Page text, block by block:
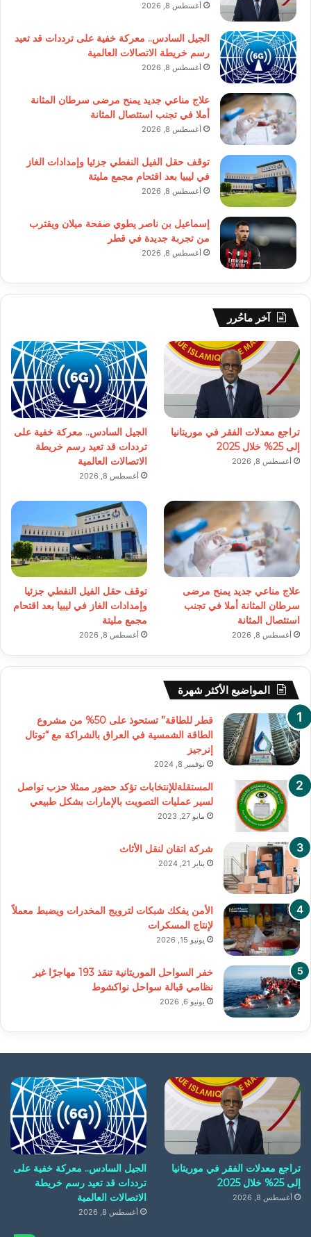
أغسطس 8, 2026
الجيل السادس.. معركة خفية على ترددات قد تعيد
رسم خريطة الاتصالات العالمية
أغسطس 8, 2026
علاج مناعي جديد يمنح مرضى سرطان المثانة
أملا في تجنب استئصال المثانة
أغسطس 8, 2026
توقف حقل الفيل النفطي جزئيا وإمدادات الغاز
في ليبيا بعد اقتحام مجمع مليتة
أغسطس 8, 2026
إسماعيل بن ناصر يطوي صفحة ميلان ويقترب
من تجربة جديدة في قطر
أغسطس 8, 2026
آخر ماحُرر
تراجع معدلات الفقر في موريتانيا
إلى 25% خلال 2025
أغسطس 8, 2026
الجيل السادس.. معركة خفية على
ترددات قد تعيد رسم خريطة
الاتصالات العالمية
أغسطس 8, 2026
علاج مناعي جديد يمنح مرضى
سرطان المثانة أملا في تجنب
استئصال المثانة
أغسطس 8, 2026
توقف حقل الفيل النفطي جزئيا
وإمدادات الغاز في ليبيا بعد اقتحام
مجمع مليتة
أغسطس 8, 2026
المواضيع الأكثر شهرة
قطر للطاقة” تستحوذ على 50% من مشروع
الطاقة الشمسية في العراق بالشراكة مع “توتال
إنرجيز
نوفمبر 8, 2024
المستقلةللإنتخابات تؤكد حضور ممثلا حزب تواصل
لسير عمليات التصويت بالإمارات بشكل طبيعي
مايو 27, 2023
شركة اتقان لنقل الأثاث
يناير 21, 2024
الأمن يفكك شبكات لترويج المخدرات ويضبط معملاً
لإنتاج المسكرات
يونيو 15, 2026
خفر السواحل الموريتانية تنقذ 193 مهاجرًا غير
نظامي قبالة سواحل نواكشوط
يونيو 6, 2026
تراجع معدلات الفقر في موريتانيا
إلى 25% خلال 2025
أغسطس 8, 2026
الجيل السادس.. معركة خفية على
ترددات قد تعيد رسم خريطة
الاتصالات العالمية
أغسطس 8, 2026